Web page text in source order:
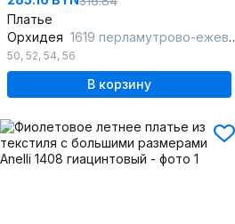
Платье
Орхидея 1619 перламутрово-ежевичный
50, 52, 54, 56
В корзину